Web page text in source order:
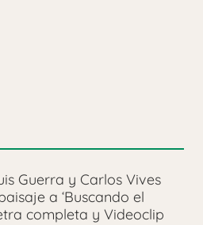
Guerra y Carlos Vives
a ‘Buscando el
completa y Videoclip